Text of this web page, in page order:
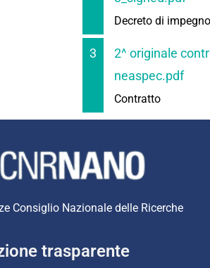
Decreto di impegno
3
2^ originale
neaspec.pdf
Contratto
Consiglio Nazionale delle Ricerche
trasparente